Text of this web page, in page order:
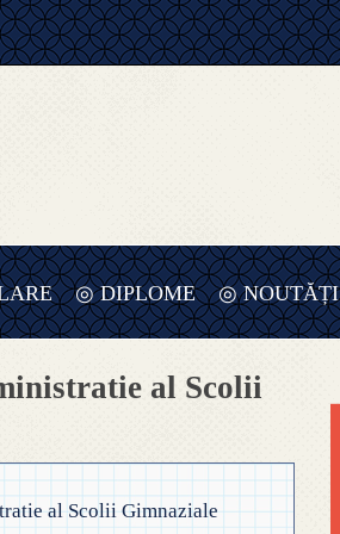
– 2025
◎ DIPLOME ◎ NOUTĂȚI
al Scolii
al Scolii Gimnaziale